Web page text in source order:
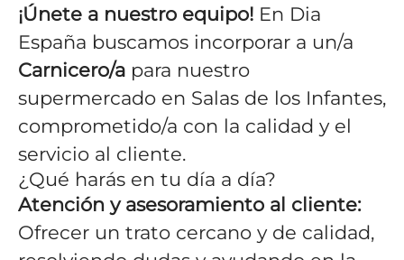
¡Únete a nuestro equipo! En Dia
España buscamos incorporar a un/a
Carnicero/a para nuestro
supermercado en Salas de los Infantes,
comprometido/a con la calidad y el
servicio al cliente.
¿Qué harás en tu día a día?
Atención y asesoramiento al cliente:
Ofrecer un trato cercano y de calidad,